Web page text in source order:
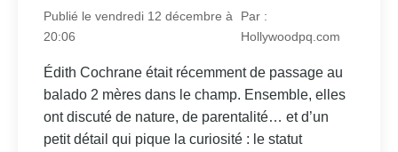
Publié le vendredi 12 décembre à
20:06
Par :
Hollywoodpq.com
Édith Cochrane était récemment de passage au
balado 2 mères dans le champ. Ensemble, elles
ont discuté de nature, de parentalité… et d’un
petit détail qui pique la curiosité : le statut